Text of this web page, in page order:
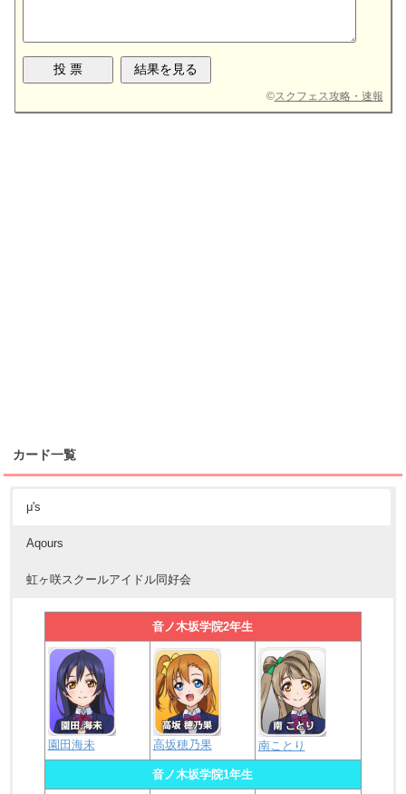
©スクフェス攻略・速報
カード一覧
μ's
Aqours
虹ヶ咲スクールアイドル同好会
音ノ木坂学院2年生
園田海未 高坂穂乃果 南ことり
音ノ木坂学院1年生